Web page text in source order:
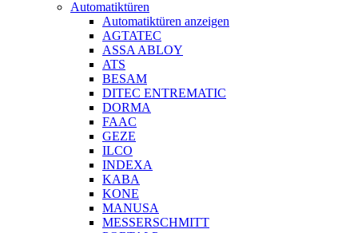
Automatiktüren
Automatiktüren anzeigen
AGTATEC
ASSA ABLOY
ATS
BESAM
DITEC ENTREMATIC
DORMA
FAAC
GEZE
ILCO
INDEXA
KABA
KONE
MANUSA
MESSERSCHMITT